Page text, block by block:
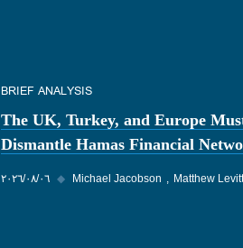
BRIEF ANALYSIS
The UK, Turkey, and Europe
Dismantle Hamas Financial
٠٦‏/٠٨‏/٢٠٢٦ ◆ Michael Jacobson Matthew